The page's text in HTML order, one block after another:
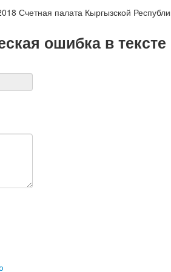
Счетная палата Кыргызской
ошибка в тексте